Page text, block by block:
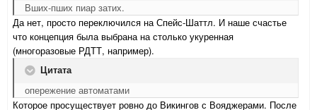
Вших-пших пиар затих.
Да нет, просто переключился на Спейс-Шаттл. И наше счастье
что концепция была выбрана на столько укуренная
(многоразовые РДТТ, например).
Цитата
опережение автоматами
Которое просуществует ровно до Викингов с Вояджерами. После